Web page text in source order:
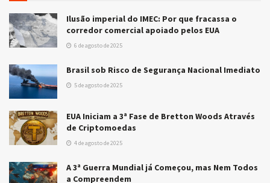
Ilusão imperial do IMEC: Por que fracassa o
corredor comercial apoiado pelos EUA
6 de agosto de 2025
Brasil sob Risco de Segurança Nacional Imediato
5 de agosto de 2025
EUA Iniciam a 3ª Fase de Bretton Woods Através
de Criptomoedas
4 de agosto de 2025
A 3ª Guerra Mundial já Começou, mas Nem Todos
a Compreendem